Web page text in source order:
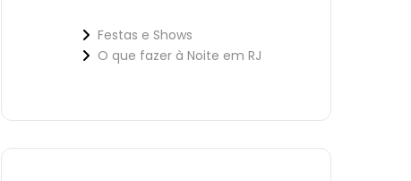
Festas e Shows
O que fazer à Noite em RJ